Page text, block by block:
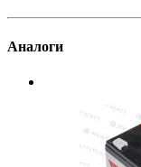
Аналоги